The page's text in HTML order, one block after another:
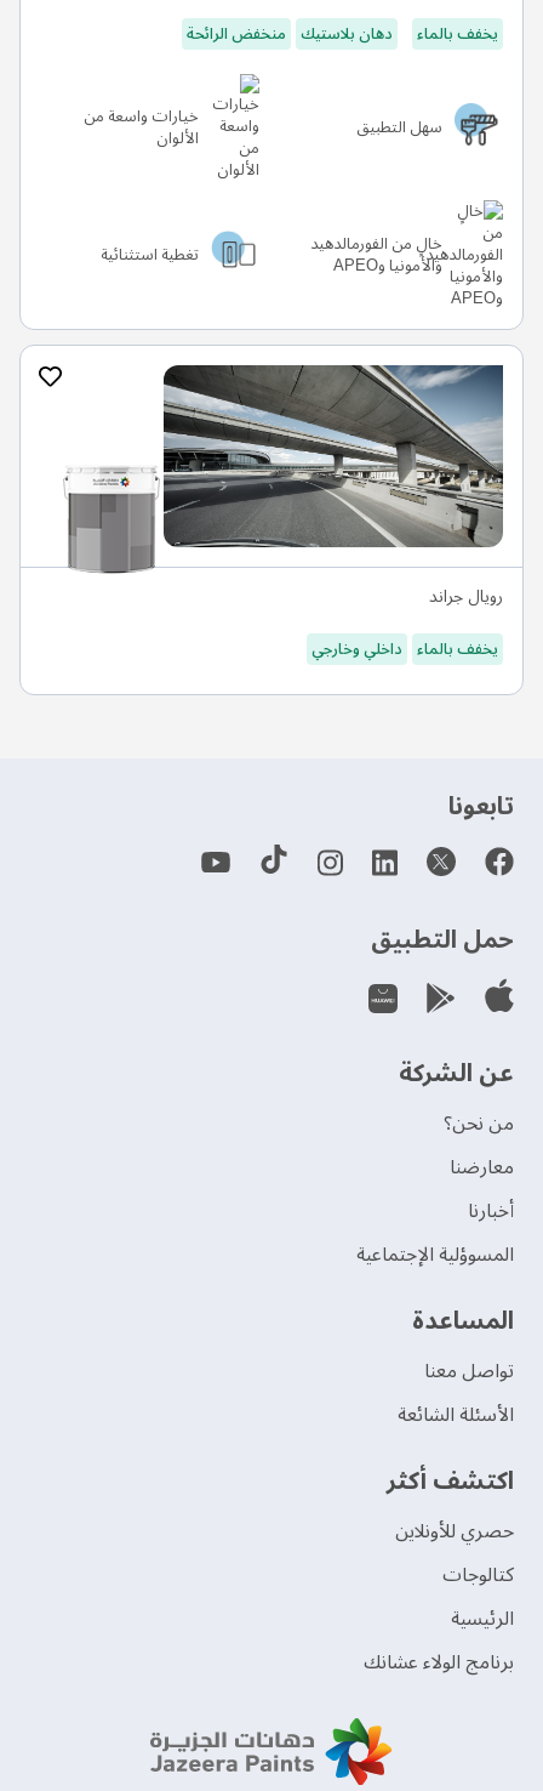
يخفف بالماء دهان بلاستيك منخفض الرائحة
سهل التطبيق خيارات واسعة من
الألوان
خالٍ من الفورمالدهيد
والأمونيا وAPEO تغطية استثنائية
رويال جراند
يخفف بالماء داخلي وخارجي
‫تابعونا‬
حمل التطبيق
عن الشركة
من نحن؟
‫معارضنا‬
‫أخبارنا‬
المسوؤلية الإجتماعية
‫المساعدة‬
تواصل معنا
الأسئلة الشائعة
اكتشف أكثر
حصري للأونلاين
‫كتالوجات‬
الرئيسية
برنامج الولاء عشانك